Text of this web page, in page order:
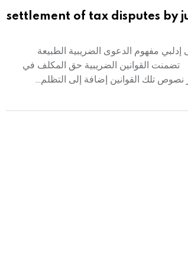
settlement of tax disputes by
إدلبي مفهوم الدعوى الضريبية الطبيعة
تضمنت القوانين الضريبية حق المكلف في
نصوص تلك القوانين إضافة إلى التظلم...